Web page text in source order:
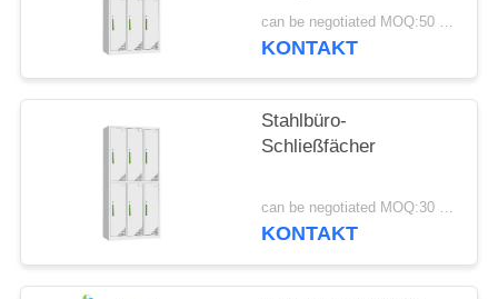
Büro-Speicherlösungencan be negotiated MOQ:50 Stück
KONTAKT
Stahlbüro-
Schließfächer
can be negotiated MOQ:30 Stück
KONTAKT